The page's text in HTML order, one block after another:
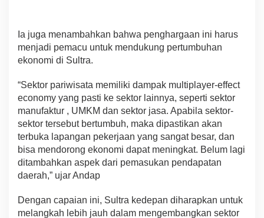
Ia juga menambahkan bahwa penghargaan ini harus
menjadi pemacu untuk mendukung pertumbuhan
ekonomi di Sultra.
“Sektor pariwisata memiliki dampak multiplayer-effect
economy yang pasti ke sektor lainnya, seperti sektor
manufaktur , UMKM dan sektor jasa. Apabila sektor-
sektor tersebut bertumbuh, maka dipastikan akan
terbuka lapangan pekerjaan yang sangat besar, dan
bisa mendorong ekonomi dapat meningkat. Belum lagi
ditambahkan aspek dari pemasukan pendapatan
daerah,” ujar Andap
Dengan capaian ini, Sultra kedepan diharapkan untuk
melangkah lebih jauh dalam mengembangkan sektor